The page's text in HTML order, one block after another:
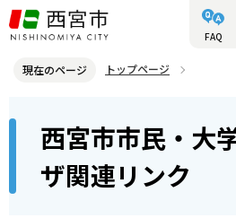
こ
の
ジ
頭
FAQ
現在のページ
トップページ
大学交流センター（令和7年12月末閉館）
西宮市市民・大
ザ関連リンク